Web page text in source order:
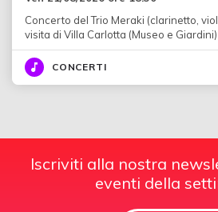
Concerto del Trio Meraki (clarinetto,
visita di Villa Carlotta (Museo e Giardini)
CONCERTI
Iscriviti alla nostra
eventi della